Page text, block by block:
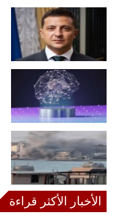
الأخبار الأكثر قراءة